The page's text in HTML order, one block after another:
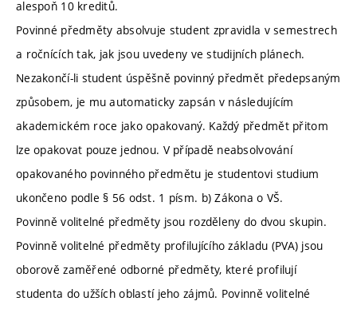
alespoň 10 kreditů.
Povinné předměty absolvuje student zpravidla v semestrech
a ročnících tak, jak jsou uvedeny ve studijních plánech.
Nezakončí-li student úspěšně povinný předmět předepsaným
způsobem, je mu automaticky zapsán v následujícím
akademickém roce jako opakovaný. Každý předmět přitom
lze opakovat pouze jednou. V případě neabsolvování
opakovaného povinného předmětu je studentovi studium
ukončeno podle § 56 odst. 1 písm. b) Zákona o VŠ.
Povinně volitelné předměty jsou rozděleny do dvou skupin.
Povinně volitelné předměty profilujícího základu (PVA) jsou
oborově zaměřené odborné předměty, které profilují
studenta do užších oblastí jeho zájmů. Povinně volitelné